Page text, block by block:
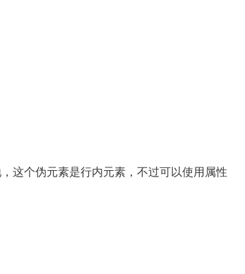
这个伪元素是行内元素，不过可以使用属性